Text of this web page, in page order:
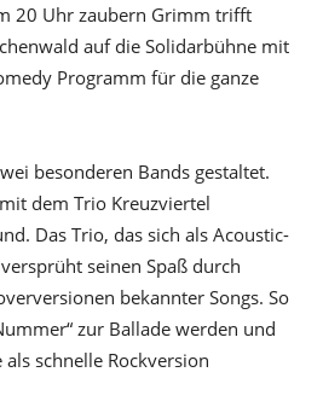
20 Uhr zaubern Grimm trifft
auf die Solidarbühne mit
Programm für die ganze
besonderen Bands gestaltet.
dem Trio Kreuzviertel
Das Trio, das sich als Acoustic-
seinen Spaß durch
bekannter Songs. So
zur Ballade werden und
schnelle Rockversion